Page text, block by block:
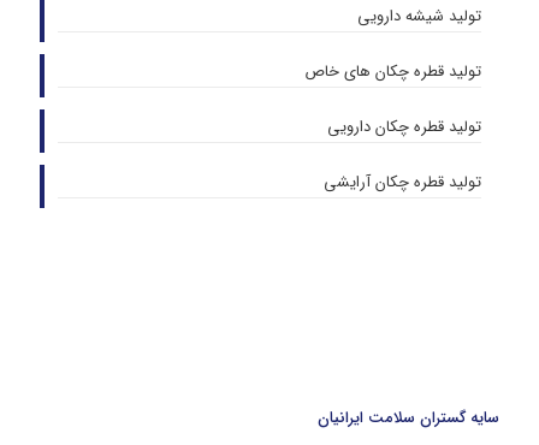
تولید شیشه دارویی
تولید قطره چکان های خاص
تولید قطره چکان دارویی
تولید قطره چکان آرایشی
سایه گستران سلامت ایرانیان